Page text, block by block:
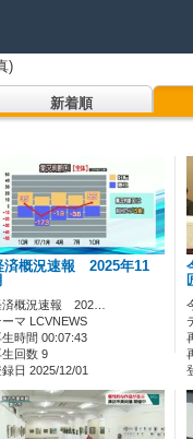
)
新着順
済概況速報 2025年11
済概況速報 202…
ーマ LCVNEWS
生時間 00:07:43
生回数 9
日 2025/12/01